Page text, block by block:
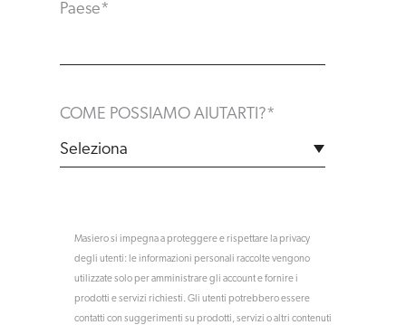
Paese*
COME POSSIAMO AIUTARTI?*
Masiero si impegna a proteggere e rispettare la privacy
degli utenti: le informazioni personali raccolte vengono
utilizzate solo per amministrare gli account e fornire i
prodotti e servizi richiesti. Gli utenti potrebbero essere
contatti con suggerimenti su prodotti, servizi o altri contenuti